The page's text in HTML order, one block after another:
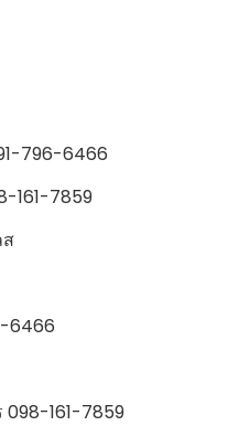
796-6466
161-7859
6466
098-161-7859